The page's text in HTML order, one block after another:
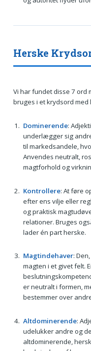
Herske
Vi har fundet disse 7 ord
bruges i et krydsord
Dominerende:
underlægger sig
til markedsandele,
Anvendes neutralt,
magtforhold og
Kontrollere: At føre
efter ens vilje eller
og praktisk
relationer. Bruges
lader én part herske.
Magtindehaver:
magten i et givet felt.
er neutralt i formen,
bestemmer over
Altdominerende:
udelukker andre og
altdominerende,